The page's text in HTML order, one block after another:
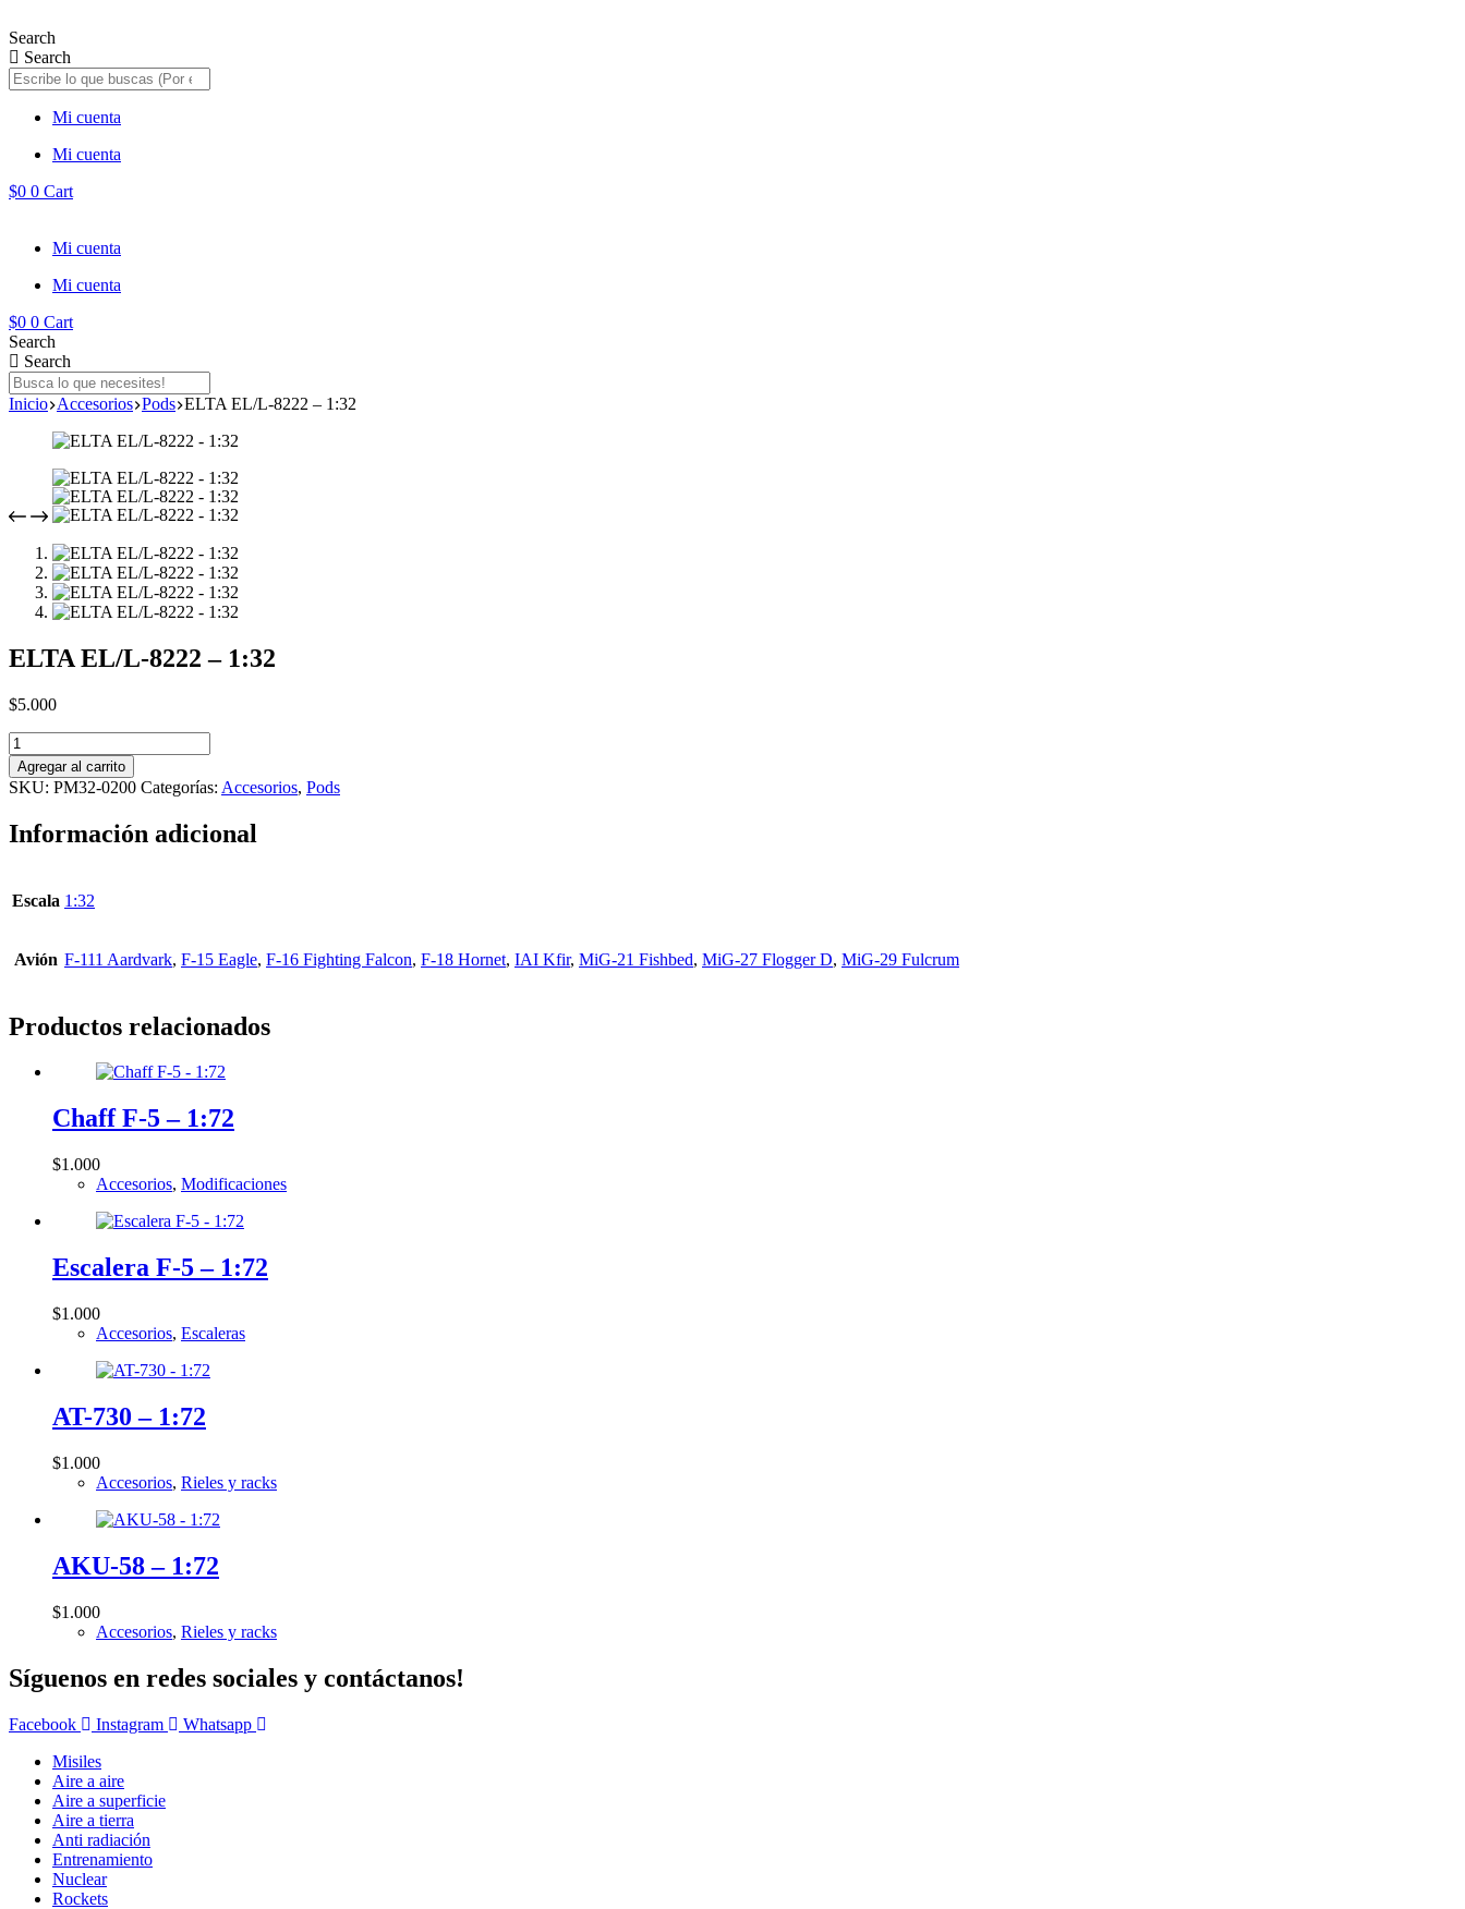
al
contenido
Search
Search
Mi cuenta
Mi cuenta
$0 0 Cart
Mi cuenta
Mi cuenta
$0 0 Cart
Search
Search
Inicio Accesorios Pods ELTA EL/L-8222 – 1:32
ELTA EL/L-8222 – 1:32
$5.000
ELTA
EL/L-
8222
-
cantidad
Agregar al carrito
SKU: PM32-0200 Categorías: Accesorios, Pods
Información adicional
Escala 1:32
Avión F-111 Aardvark, F-15 Eagle, F-16 Fighting Falcon, F-18 Hornet, IAI Kfir, MiG-21 Fishbed, MiG-27 Flogger D, MiG-29 Fulcrum
Productos relacionados
Chaff F-5 – 1:72
$1.000
Accesorios, Modificaciones
Escalera F-5 – 1:72
$1.000
Accesorios, Escaleras
AT-730 – 1:72
$1.000
Accesorios, Rieles y racks
AKU-58 – 1:72
$1.000
Accesorios, Rieles y racks
Síguenos en redes sociales y contáctanos!
Facebook Instagram
Whatsapp
Misiles
Aire a aire
Aire a superficie
Aire a tierra
Anti radiación
Entrenamiento
Nuclear
Rockets